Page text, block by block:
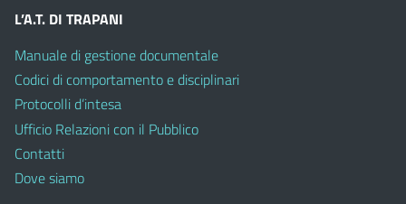
L’A.T. DI TRAPANI
Manuale di gestione documentale
Codici di comportamento e disciplinari
Protocolli d’intesa
Ufficio Relazioni con il Pubblico
Contatti
Dove siamo